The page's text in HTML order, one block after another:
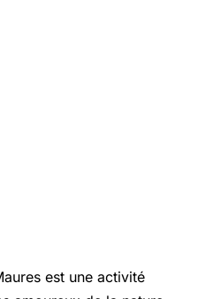
est une activité